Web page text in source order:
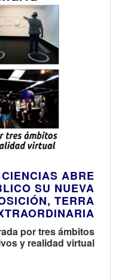
ABRE
SU NUEVA
TERRA
por tres ámbitos
y realidad virtual